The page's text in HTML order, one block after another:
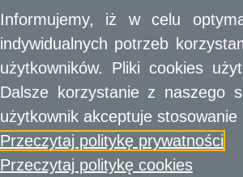
Oświata
Podatki i opłaty lokalne
Polityka lokalowa
Polityka społeczna
Sport i Rekreacja
Sprawy komunalne
Sprawy komunikacyjne
Sprawy obywatelskie
Udostępnianie informacji publicznej
Informujemy, iż w celu
indywidualnych potrzeb
użytkowników. Pliki cookies
Dalsze korzystanie z naszego
użytkownik akceptuje stosowanie
Przeczytaj politykę prywatności
Przeczytaj politykę cookies